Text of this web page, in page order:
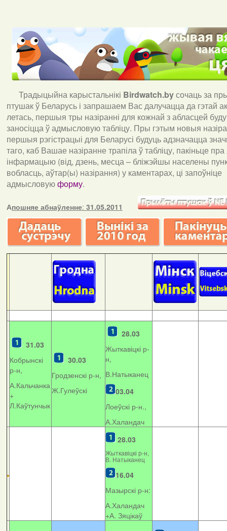
Традыцыйна карыстальнікі Birdwatch.byсочаць за
птушак ў Беларусь і запрашаем Вас далучацца да гэтай
летась, першыя тры назіранні для кожнай з абласцей
заносіцца ў адмысловую табліцу. Пры гэтым новыя
першыя рэгістрацыі для Беларусі будуць адзначацца
таго, каб Вашае назіранне трапіла ў табліцу, пакіньце пра
інфармацыю (від, дзень, месца – бліжэйшы населены
вобласць, аўтар(ы) назірання) у каментарах, ці запоўніце
адмысловуюформу.
Апошняе абнаўленне: 31.05.2011
31.03
Кобрынскі
р-н,
А.Кальчанка
+
Л.Каўтунчык
30.03
Гродзенскі р-н,
Ж.Гулеўскі
28.03
Жыткавіцкі р-
н,
В.Натыканец
03.04
Лоеўскі р-н.,
А.Халандач
28.03
Жыткавіцкі р-н,
В. Натыканец
16.04
Мазырскі р-н:
А.Халандач
+А. Зяцікаў